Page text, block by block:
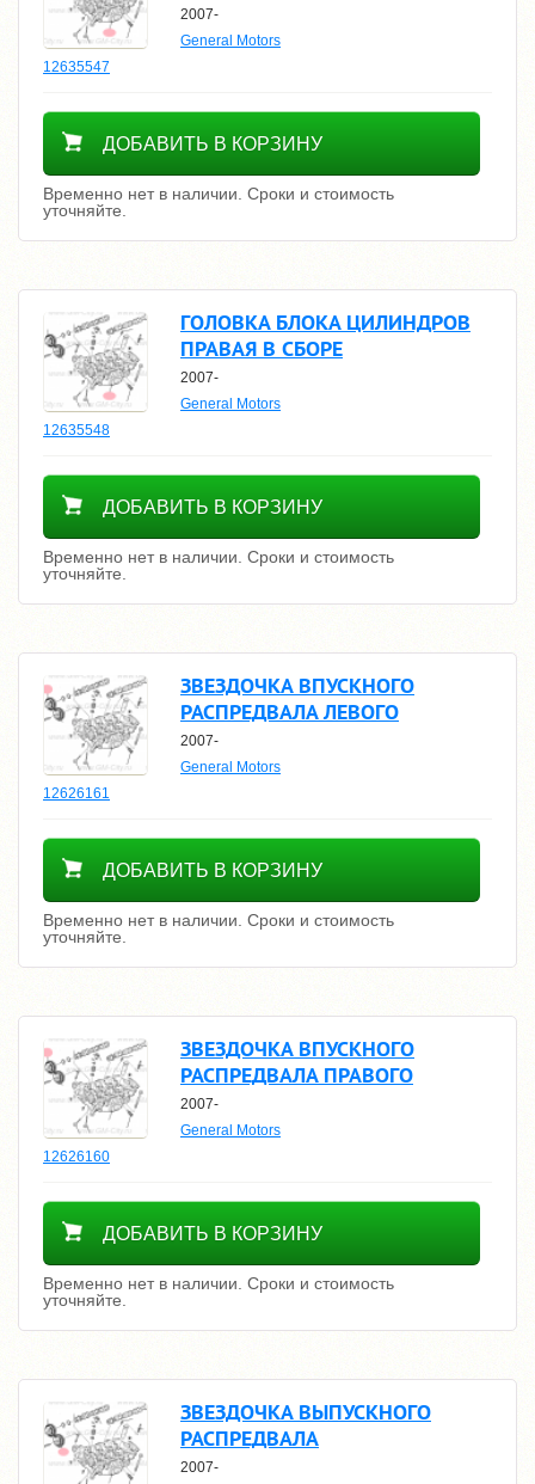
2007-
General Motors
12635547
Уточнить цену
ДОБАВИТЬ В КОРЗИНУ
Временно нет в наличии. Сроки и стоимость
уточняйте.
ГОЛОВКА БЛОКА ЦИЛИНДРОВ
ПРАВАЯ В СБОРЕ
2007-
General Motors
12635548
Уточнить цену
ДОБАВИТЬ В КОРЗИНУ
Временно нет в наличии. Сроки и стоимость
уточняйте.
ЗВЕЗДОЧКА ВПУСКНОГО
РАСПРЕДВАЛА ЛЕВОГО
2007-
General Motors
12626161
Уточнить цену
ДОБАВИТЬ В КОРЗИНУ
Временно нет в наличии. Сроки и стоимость
уточняйте.
ЗВЕЗДОЧКА ВПУСКНОГО
РАСПРЕДВАЛА ПРАВОГО
2007-
General Motors
12626160
Уточнить цену
ДОБАВИТЬ В КОРЗИНУ
Временно нет в наличии. Сроки и стоимость
уточняйте.
ЗВЕЗДОЧКА ВЫПУСКНОГО
РАСПРЕДВАЛА
2007-